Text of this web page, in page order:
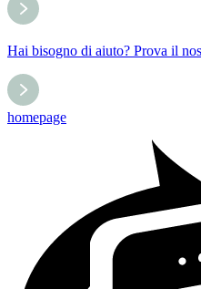
Hai bisogno di aiuto? Prova il
homepage